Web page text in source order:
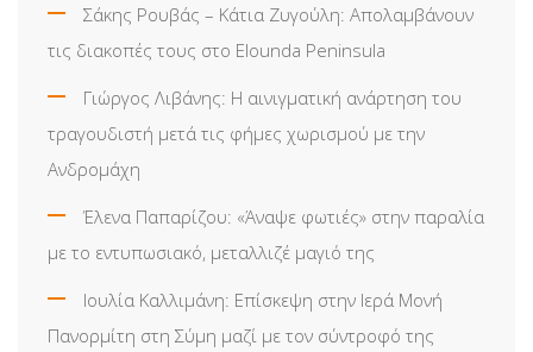
Σάκης Ρουβάς – Κάτια Ζυγούλη: Απολαμβάνουν
τις διακοπές τους στο Elounda Peninsula
Γιώργος Λιβάνης: Η αινιγματική ανάρτηση του
τραγουδιστή μετά τις φήμες χωρισμού με την
Ανδρομάχη
Έλενα Παπαρίζου: «Άναψε φωτιές» στην παραλία
με το εντυπωσιακό, μεταλλιζέ μαγιό της
Ιουλία Καλλιμάνη: Επίσκεψη στην Ιερά Μονή
Πανορμίτη στη Σύμη μαζί με τον σύντροφό της